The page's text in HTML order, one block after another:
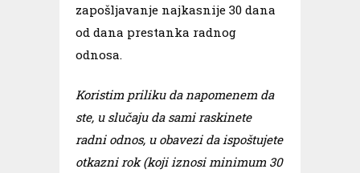
zapošljavanje najkasnije 30 dana
od dana prestanka radnog
odnosa.
Koristim priliku da napomenem da
ste, u slučaju da sami raskinete
radni odnos, u obavezi da ispoštujete
otkazni rok (koji iznosi minimum 30